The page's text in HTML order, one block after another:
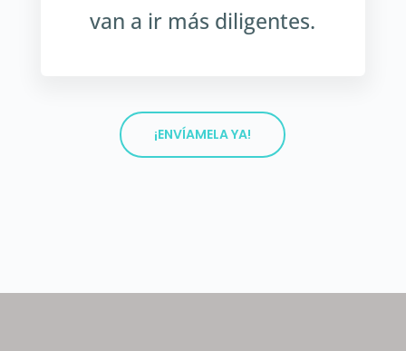
van a ir más diligentes.
¡ENVÍAMELA YA!